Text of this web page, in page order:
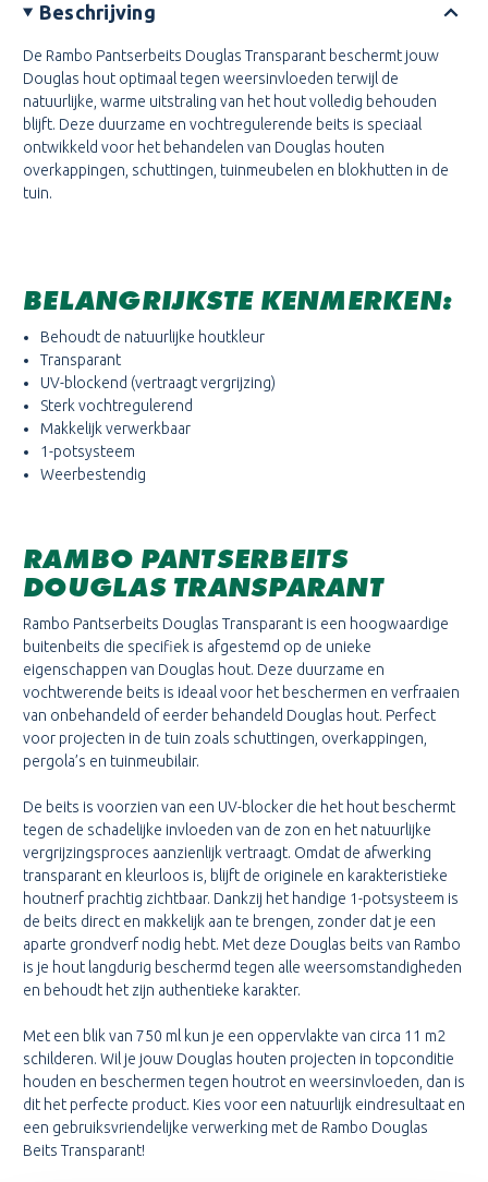
Beschrijving
De Rambo Pantserbeits Douglas Transparant beschermt jouw
Douglas hout optimaal tegen weersinvloeden terwijl de
natuurlijke, warme uitstraling van het hout volledig behouden
blijft. Deze duurzame en vochtregulerende beits is speciaal
ontwikkeld voor het behandelen van Douglas houten
overkappingen, schuttingen, tuinmeubelen en blokhutten in de
tuin.
BELANGRIJKSTE KENMERKEN:
Behoudt de natuurlijke houtkleur
Transparant
UV-blockend (vertraagt vergrijzing)
Sterk vochtregulerend
Makkelijk verwerkbaar
1-potsysteem
Weerbestendig
RAMBO PANTSERBEITS
DOUGLAS TRANSPARANT
Rambo Pantserbeits Douglas Transparant is een hoogwaardige
buitenbeits die specifiek is afgestemd op de unieke
eigenschappen van Douglas hout. Deze duurzame en
vochtwerende beits is ideaal voor het beschermen en verfraaien
van onbehandeld of eerder behandeld Douglas hout. Perfect
voor projecten in de tuin zoals schuttingen, overkappingen,
pergola’s en tuinmeubilair.
De beits is voorzien van een UV-blocker die het hout beschermt
tegen de schadelijke invloeden van de zon en het natuurlijke
vergrijzingsproces aanzienlijk vertraagt. Omdat de afwerking
transparant en kleurloos is, blijft de originele en karakteristieke
houtnerf prachtig zichtbaar. Dankzij het handige 1-potsysteem is
de beits direct en makkelijk aan te brengen, zonder dat je een
aparte grondverf nodig hebt. Met deze Douglas beits van Rambo
is je hout langdurig beschermd tegen alle weersomstandigheden
en behoudt het zijn authentieke karakter.
Met een blik van 750 ml kun je een oppervlakte van circa 11 m2
schilderen. Wil je jouw Douglas houten projecten in topconditie
houden en beschermen tegen houtrot en weersinvloeden, dan is
dit het perfecte product. Kies voor een natuurlijk eindresultaat en
een gebruiksvriendelijke verwerking met de Rambo Douglas
Beits Transparant!